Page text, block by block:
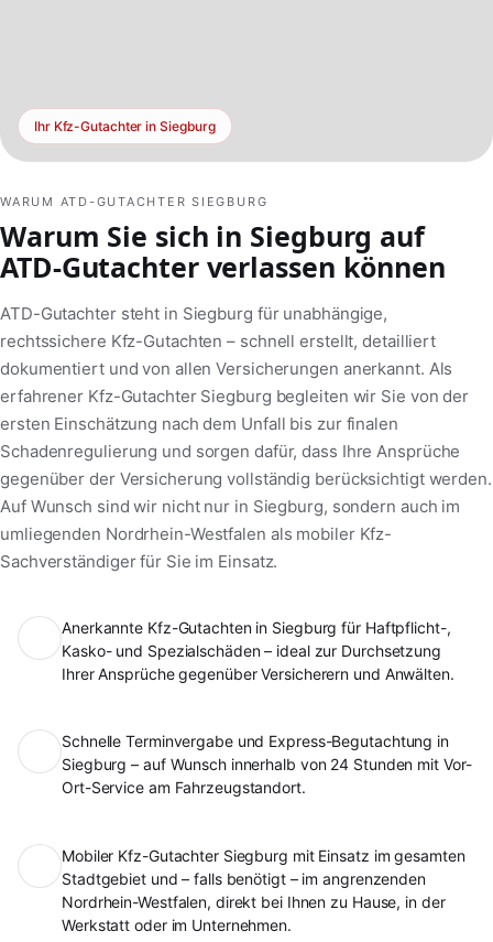
Ihr Kfz-Gutachter in Siegburg
WARUM ATD-GUTACHTER SIEGBURG
Warum Sie sich in Siegburg auf
ATD-Gutachter verlassen können
ATD-Gutachter steht in Siegburg für unabhängige,
rechtssichere Kfz-Gutachten – schnell erstellt, detailliert
dokumentiert und von allen Versicherungen anerkannt. Als
erfahrener Kfz-Gutachter Siegburg begleiten wir Sie von der
ersten Einschätzung nach dem Unfall bis zur finalen
Schadenregulierung und sorgen dafür, dass Ihre Ansprüche
gegenüber der Versicherung vollständig berücksichtigt werden.
Auf Wunsch sind wir nicht nur in Siegburg, sondern auch im
umliegenden Nordrhein-Westfalen als mobiler Kfz-
Sachverständiger für Sie im Einsatz.
Anerkannte Kfz-Gutachten in Siegburg für Haftpflicht-,
Kasko- und Spezialschäden – ideal zur Durchsetzung
Ihrer Ansprüche gegenüber Versicherern und Anwälten.
Schnelle Terminvergabe und Express-Begutachtung in
Siegburg – auf Wunsch innerhalb von 24 Stunden mit Vor-
Ort-Service am Fahrzeugstandort.
Mobiler Kfz-Gutachter Siegburg mit Einsatz im gesamten
Stadtgebiet und – falls benötigt – im angrenzenden
Nordrhein-Westfalen, direkt bei Ihnen zu Hause, in der
Werkstatt oder im Unternehmen.